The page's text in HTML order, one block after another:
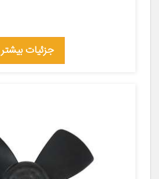
جزئیات بیشتر